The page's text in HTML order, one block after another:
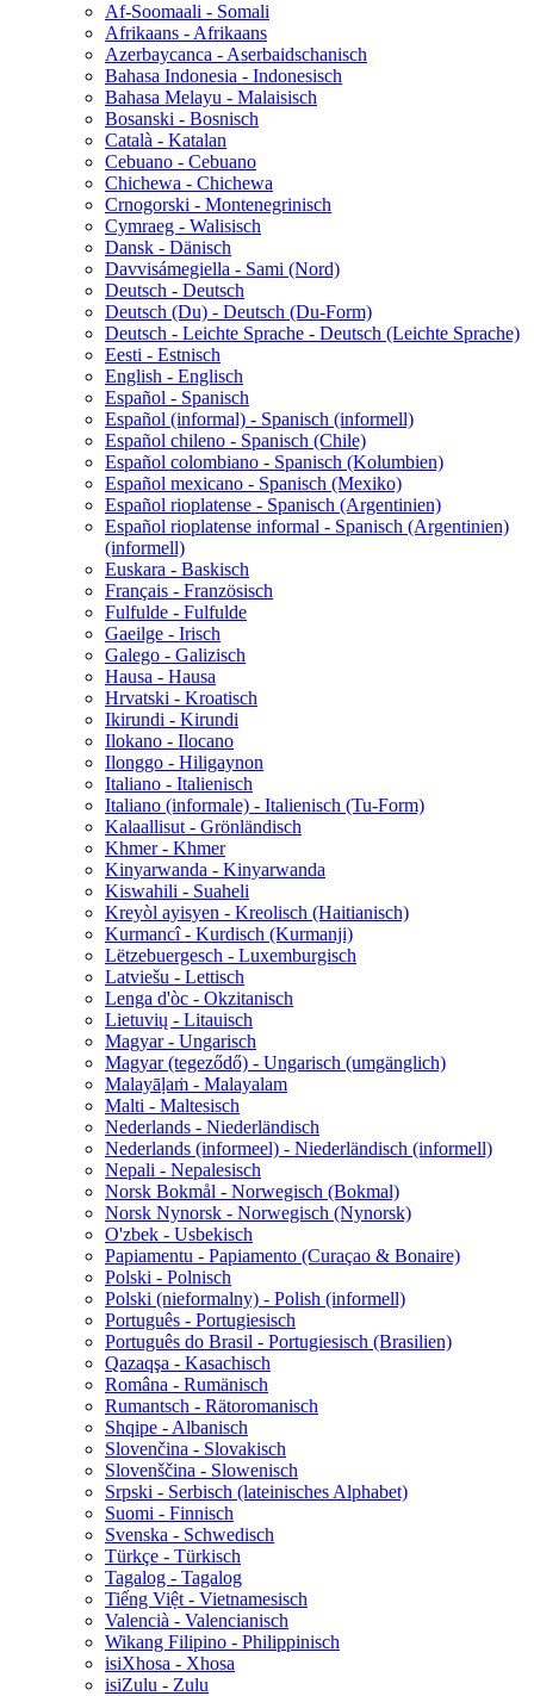
Af-Soomaali - Somali
Afrikaans - Afrikaans
Azerbaycanca - Aserbaidschanisch
Bahasa Indonesia - Indonesisch
Bahasa Melayu - Malaisisch
Bosanski - Bosnisch
Català - Katalan
Cebuano - Cebuano
Chichewa - Chichewa
Crnogorski - Montenegrinisch
Cymraeg - Walisisch
Dansk - Dänisch
Davvisámegiella - Sami (Nord)
Deutsch - Deutsch
Deutsch (Du) - Deutsch (Du-Form)
Deutsch - Leichte Sprache - Deutsch (Leichte Sprache)
Eesti - Estnisch
English - Englisch
Español - Spanisch
Español (informal) - Spanisch (informell)
Español chileno - Spanisch (Chile)
Español colombiano - Spanisch (Kolumbien)
Español mexicano - Spanisch (Mexiko)
Español rioplatense - Spanisch (Argentinien)
Español rioplatense informal - Spanisch (Argentinien)
(informell)
Euskara - Baskisch
Français - Französisch
Fulfulde - Fulfulde
Gaeilge - Irisch
Galego - Galizisch
Hausa - Hausa
Hrvatski - Kroatisch
Ikirundi - Kirundi
Ilokano - Ilocano
Ilonggo - Hiligaynon
Italiano - Italienisch
Italiano (informale) - Italienisch (Tu-Form)
Kalaallisut - Grönländisch
Khmer - Khmer
Kinyarwanda - Kinyarwanda
Kiswahili - Suaheli
Kreyòl ayisyen - Kreolisch (Haitianisch)
Kurmancî - Kurdisch (Kurmanji)
Lëtzebuergesch - Luxemburgisch
Latviešu - Lettisch
Lenga d'òc - Okzitanisch
Lietuvių - Litauisch
Magyar - Ungarisch
Magyar (tegeződő) - Ungarisch (umgänglich)
Malayāḷaṁ - Malayalam
Malti - Maltesisch
Nederlands - Niederländisch
Nederlands (informeel) - Niederländisch (informell)
Nepali - Nepalesisch
Norsk Bokmål - Norwegisch (Bokmal)
Norsk Nynorsk - Norwegisch (Nynorsk)
O'zbek - Usbekisch
Papiamentu - Papiamento (Curaçao & Bonaire)
Polski - Polnisch
Polski (nieformalny) - Polish (informell)
Português - Portugiesisch
Português do Brasil - Portugiesisch (Brasilien)
Qazaqşa - Kasachisch
Româna - Rumänisch
Rumantsch - Rätoromanisch
Shqipe - Albanisch
Slovenčina - Slovakisch
Slovenščina - Slowenisch
Srpski - Serbisch (lateinisches Alphabet)
Suomi - Finnisch
Svenska - Schwedisch
Türkçe - Türkisch
Tagalog - Tagalog
Tiếng Việt - Vietnamesisch
Valencià - Valencianisch
Wikang Filipino - Philippinisch
isiXhosa - Xhosa
isiZulu - Zulu